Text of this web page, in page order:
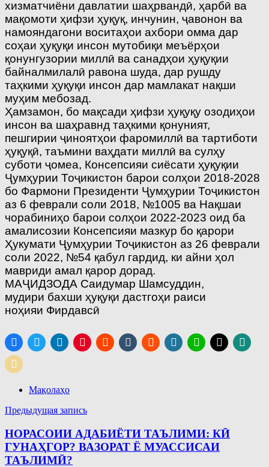
хизматчиёни давлатии шаҳрвандӣ, ҳарбӣ ва
мақомоти ҳифзи ҳуқуқ, инчунин, ҷавонон ва
намояндагони воситаҳои ахбори омма дар
соҳаи ҳуқуқи инсон мутобиқи меъёрҳои
қонунгузории миллӣ ва санадҳои ҳуқуқии
байналмилалӣ равона шуда, дар рушду
таҳкими ҳуқуқи инсон дар мамлакат нақши
муҳим мебозад.
Ҳамзамон, бо мақсади ҳифзи ҳуқуқу озодиҳои
инсон ва шаҳравнд таҳкими қонуният,
пешгирии ҷиноятҳои фаромиллӣ ва тартиботи
ҳуқуқӣ, таъмини ваҳдати миллӣ ва сулҳу
суботи ҷомеа, Консепсияи сиёсати ҳуқуқии
Ҷумҳурии Тоҷикистон барои солҳои 2018-2028
бо Фармони Президенти Ҷумҳурии Тоҷикистон
аз 6 феврали соли 2018, №1005 ва Нақшаи
чорабиниҳо барои солҳои 2022-2023 оид ба
амалисозии Консепсияи мазкур бо қарори
Ҳукумати Ҷумҳурии Тоҷикистон аз 26 феврали
соли 2022, №54 қабул гардид, ки айни ҳол
мавриди амал қарор дорад.
МАҶИДЗОДА Саидумар Шамсуддин,
мудири бахши ҳуқуқи дастгоҳи раиси
ноҳияи Фирдавсӣ
Мақолаҳо
Навигация
по
записям
Предыдущая запись
НОРАСОИИ АДАБИЁТИ ТАЪЛИМИ: КӢ
ГУНАҲГОР? ВАЗОРАТ Ё МУАССИСАИ
ТАЪЛИМӢ?